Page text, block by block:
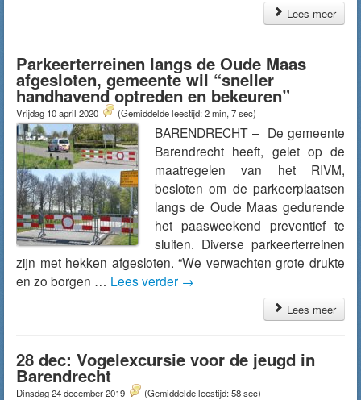
Lees meer
Parkeerterreinen langs de Oude Maas
afgesloten, gemeente wil “sneller
handhavend optreden en bekeuren”
Vrijdag 10 april 2020 (Gemiddelde leestijd: 2 min, 7 sec)
BARENDRECHT – De gemeente
Barendrecht heeft, gelet op de
maatregelen van het RIVM,
besloten om de parkeerplaatsen
langs de Oude Maas gedurende
het paasweekend preventief te
sluiten. Diverse parkeerterreinen
zijn met hekken afgesloten. “We verwachten grote drukte
en zo borgen … Lees verder →
Lees meer
28 dec: Vogelexcursie voor de jeugd in
Barendrecht
Dinsdag 24 december 2019 (Gemiddelde leestijd: 58 sec)